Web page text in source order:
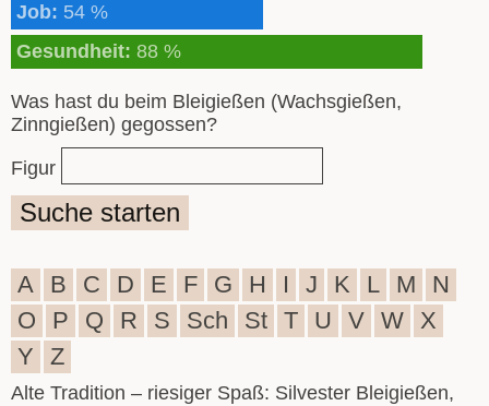
Job: 54 %
Gesundheit: 88 %
Was hast du beim Bleigießen (Wachsgießen,
Zinngießen) gegossen?
Figur
Suche starten
A B C D E F G H I J K L M
N
O
P Q R S Sch St T U V W X
Y
Z
Alte Tradition – riesiger Spaß: Silvester Bleigießen,